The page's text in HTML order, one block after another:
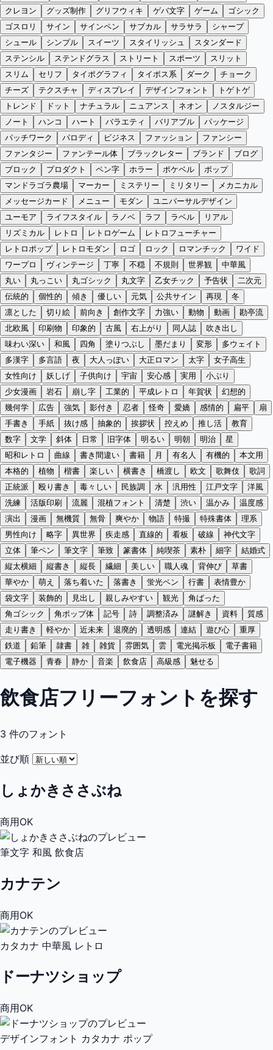
クレヨン
グッズ制作 グリフウィキ ゲバ文字 ゲーム
ゴシック
ゴスロリ
サイン サインペン サブカル サラサラ
シャープ
シュール
シンプル スイーツ スタイリッシュ
スタンダード
ステンシル
ステンドグラス ストリート スポーツ
スリット
スリム
セリフ タイポグラフィ タイポス系 ダーク
チョーク
チーズ
テクスチャ ディスプレイ デザインフォント
トゲトゲ
トレンド
ドット ナチュラル ニュアンス ネオン
ノスタルジー
ノート
ハンコ ハート バラエティ バリアブル
パッケージ
パッチワーク
パロディ ビジネス ファッション
ファンシー
ファンタジー
ファンテール体 ブラックレター ブランド
ブログ
ブロック
プロダクト ペン字 ホラー ポケベル
ポップ
マンドラゴラ農場
マーカー ミステリー ミリタリー
メカニカル
メッセージカード
メニュー モダン
ユニバーサルデザイン
ユーモア
ライフスタイル ラノベ ラフ ラベル
リアル
リズミカル
レトロ レトロゲーム
レトロフューチャー
レトロポップ
レトロモダン ロゴ ロック ロマンチック
ワイド
ワープロ
ヴィンテージ 丁寧 不穏 不規則 世界観
中華風
丸い
丸っこい 丸ゴシック 丸文字 乙女チック 予告状
二次元
伝統的
個性的 傾き 優しい 元気 公共サイン 再現
冬
凛とした
切り絵 前向き 創作文字 力強い 動物 動画
勘亭流
北欧風
印刷物 印象的 古風 右上がり 同人誌
吹き出し
味わい深い
和風 四角 塗りつぶし 墨だまり 変形
多ウェイト
多漢字
多言語 夜 大人っぽい 大正ロマン 太字
女子高生
女性向け
妖しげ 子供向け 宇宙 安心感 実用
小ぶり
少女漫画
岩石 崩し字 工業的 平成レトロ 年賀状
幻想的
幾何学
広告 強気 影付き 忍者 怪奇 愛嬌 感情的 扁平
扇
手書き
手紙 抜け感 抽象的 挨拶状 控えめ 推し活
教育
数字
文学 斜体 日常 旧字体 明るい 明朝 明治
星
昭和レトロ
曲線 書き間違い 書籍 月 有名人 有機的
本文用
本格的
植物 楷書 楽しい 横書き 橋渡し 欧文 歌舞伎
歌詞
正統派
殴り書き 毒々しい 民族調 水 汎用性 江戸文字
洋風
洗練
活版印刷 流麗 混植フォント 清楚 渋い 温かみ
温度感
演出
漫画 無機質 無骨 爽やか 物語 特撮 特殊書体
理系
男性向け
略字 異世界 疾走感 直線的 看板 破線
神代文字
立体
筆ペン 筆文字 筆致 篆書体 純喫茶 素朴 細字
結婚式
縦太横細
縦書き 縦長 繊細 美しい 職人魂 背伸び
草書
華やか
萌え 落ち着いた 落書き 蛍光ペン 行書
表情豊か
袋文字
装飾的 見出し 親しみやすい 観光
角ばった
角ゴシック
角ポップ体 記号 詩 調整済み 謎解き 資料
質感
走り書き
軽やか 近未来 退廃的 透明感 連結 遊び心
重厚
鉄道
鉛筆 隷書 雑 雑貨 雰囲気 雲 電光掲示板
電子書籍
電子機器
青春 静か 音楽 飲食店 高級感 魅せる
飲食店フリーフォントを探す
3 件のフォント
並び順
しょかきささぶね
商用OK
筆文字 和風 飲食店
カナテン
商用OK
カタカナ 中華風 レトロ
ドーナツショップ
商用OK
デザインフォント カタカナ ポップ